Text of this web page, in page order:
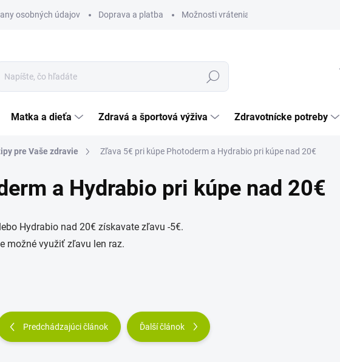
osobných údajov Doprava a platba Možnosti vrátenia tovaru
Hľadať
Matka a dieťa Zdravá a športová výživa Zdravotnícke potreby
pre Vaše zdravie Zľava 5€ pri kúpe Photoderm a Hydrabio pri kúpe nad 20€
a Hydrabio pri kúpe nad 20€
Hydrabio nad 20€ získavate zľavu -5€.
možné využiť zľavu len raz.
Predchádzajúci článok Ďalší článok